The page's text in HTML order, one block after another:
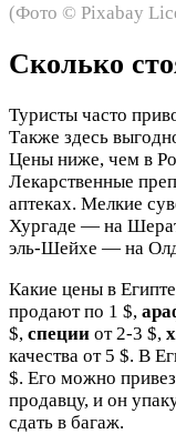
(Фото © Pixabay
Сколько
Туристы часто
Также здесь
Цены ниже, чем в
Лекарственные
аптеках. Мелкие
Хургаде — на
эль-Шейхе — на
Какие цены в
продают по 1 $,
$, специи от 2-3 $,
качества от 5 $. В
$. Его можно
продавцу, и он
сдать в багаж.